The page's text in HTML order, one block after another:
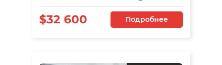
$32 600 Подробнее